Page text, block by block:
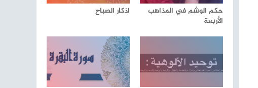
حكم الوشم في المذاهب
الأربعة
اذكار الصباح